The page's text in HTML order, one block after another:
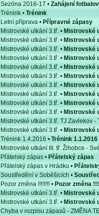
Sezóna 2016-17 • Zahájení
Trénink •Trénink
Letní příprava • Přípravné zápasy
Mistrovské utkání 3.tř. • Mistrovské
Mistrovské utkání 3.tř. • Mistrovské
Mistrovské utkání 3.tř. •Mistrovské
Mistrovské utkání 3.tř. • Mistrovské
Mistrovské utkání 3.tř. • Mistrovské
Mistrovské utkání 3.tř. • Mistrovské
Mistrovské utkání 3.tř. •Mistrovské
Mistrovské utkání 3.tř. •Mistrovské
Mistrovské utkání 3.tř. •Mistrovské
Mistrovské utkání 3.tř. • Mistrovské
Mistrovské utkání 3.tř. TJ Zavlekov -
Mistrovské utkání 3.tř. • Mistrovské
Trénink 1.4.2016 • Trénink 1.1.2016
Mistrovské utkání III. tř. Žihobce -
Přátelský zápas •Přátelský zápas
Přátelský zápas v Hrádku •
Soustředění v Soběšicích •
Pozor změna !!!!!!!! • Pozor změna
Mistrovské utkání 3.tř. • Mistrovské
Mistrovské utkání 3.tř. •Mistrovské
Chyba v rozpisu zápasů - ZMĚNA